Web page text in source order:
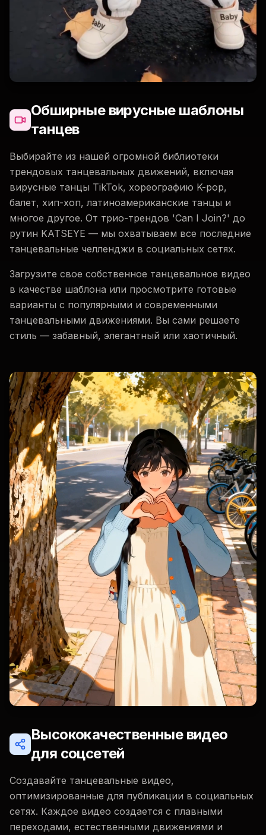
Обширные вирусные шаблоны
танцев
Выбирайте из нашей огромной библиотеки
трендовых танцевальных движений, включая
вирусные танцы TikTok, хореографию K-pop,
балет, хип-хоп, латиноамериканские танцы и
многое другое. От трио-трендов 'Can I Join?' до
рутин KATSEYE — мы охватываем все последние
танцевальные челленджи в социальных сетях.
Загрузите свое собственное танцевальное видео
в качестве шаблона или просмотрите готовые
варианты с популярными и современными
танцевальными движениями. Вы сами решаете
стиль — забавный, элегантный или хаотичный.
Высококачественные видео
для соцсетей
Создавайте танцевальные видео,
оптимизированные для публикации в социальных
сетях. Каждое видео создается с плавными
переходами, естественными движениями и